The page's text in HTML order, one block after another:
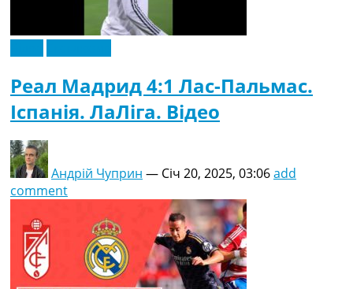
Реал Мадрид 4:1 Лас-Пальмас.
Іспанія. ЛаЛіга. Відео
Андрій Чуприн — Січ 20, 2025, 03:06add
comment